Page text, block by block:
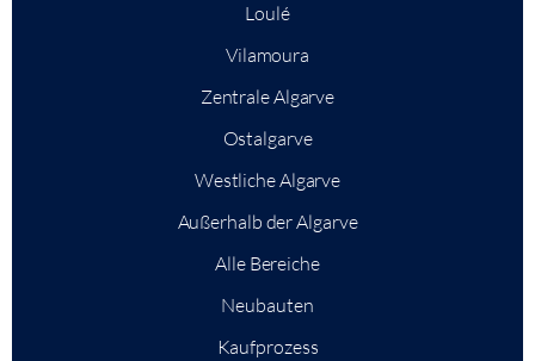
Loulé
Vilamoura
Zentrale Algarve
Ostalgarve
Westliche Algarve
Außerhalb der Algarve
Alle Bereiche
Neubauten
Kaufprozess